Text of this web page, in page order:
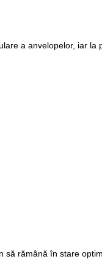
a anvelopelor, iar
rămână în stare